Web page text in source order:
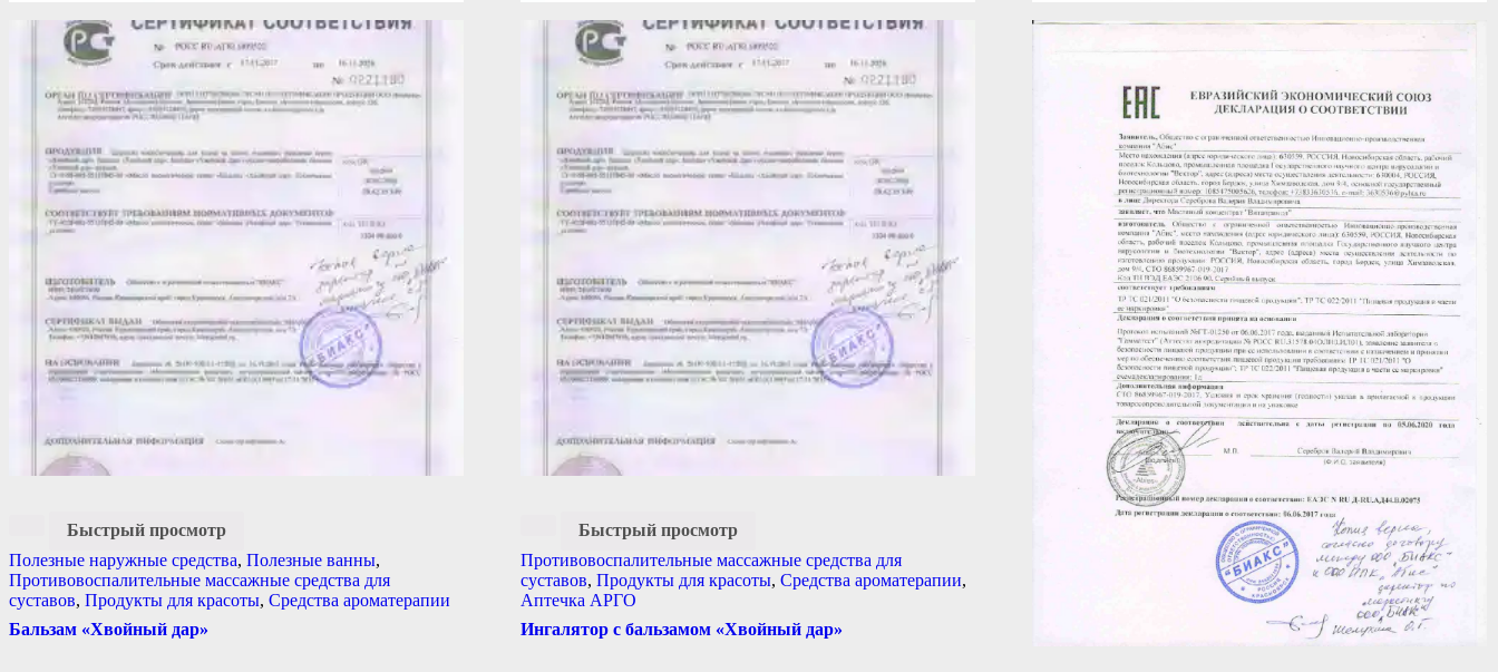
Быстрый просмотр
Полезные наружные средства, Полезные ванны,
Противовоспалительные массажные средства для
суставов, Продукты для красоты, Средства ароматерапии
Бальзам «Хвойный дар»
Быстрый просмотр
Противовоспалительные массажные средства для
суставов, Продукты для красоты, Средства ароматерапии,
Аптечка АРГО
Ингалятор с бальзамом «Хвойный дар»